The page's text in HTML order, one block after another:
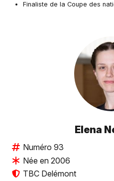
Finaliste de la Coupe des
Elena
Numéro 93
Née en 2006
TBC Delémont